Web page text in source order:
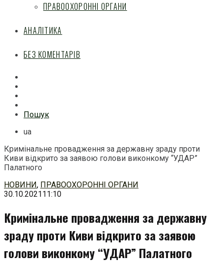
ПРАВООХОРОННІ ОРГАНИ
АНАЛІТИКА
БЕЗ КОМЕНТАРІВ
Пошук
ua
Кримінальне провадження за державну зраду проти
Киви відкрито за заявою голови виконкому “УДАР”
Палатного
Перейти
до
НОВИНИ, ПРАВООХОРОННІ ОРГАНИ
30.10.202111:10
Кримінальне провадження за державну
зраду проти Киви відкрито за заявою
голови виконкому “УДАР” Палатного